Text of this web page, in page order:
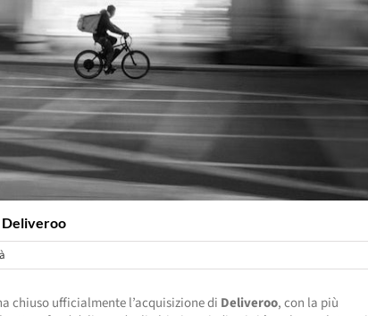
Deliveroo
chiuso ufficialmente l’acquisizione di Deliveroo, con la più